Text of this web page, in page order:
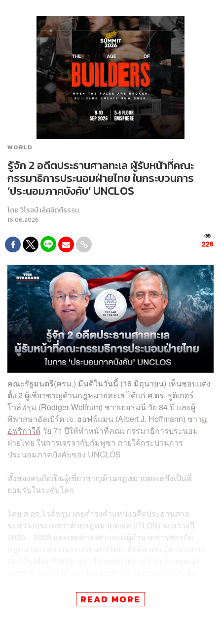
WORLD
รู้จัก 2 อดีตประธานศาลทะเล ผู้รับหน้าที่คณะ
กรรมาธิการประนอมฝ่ายไทย ในกระบวนการ
‘ประนอมภาคบังคับ’ UNCLOS
โดยวิโรจน์ เลิศจิตต์ธรรม
16.06.2026
226
คณะรัฐมนตรี(ครม.) มีมติในวันนี้ (16 มิถุนายน) เห็นชอบแต่ง
ตั้ง 2 ผู้เชี่ยวชาญด้านกฎหมายทะเล ได้แก่ ศ.ดร. รูดิเกอร์
โวล์ฟรุม (Rüdiger Wolfrum) ชาวเยอรมนี วัย 84 ปี และผู้
พิพากษาอัลเบิร์ต เจ. ฮอฟฟ์แมน (Albert J. Hoffmann) ชาวแ
อฟริกาใต้ วัย 71 ปีให้ทำหน้าที่คณะกรรมาธิการประนอม
ฝ่ายไทย ในการเจรจากับกัมพูชา ภายใต้กระบวนการ
ประนอมภาคบังคับของ UNCLOS
ทั้งสองคนถือเป็นผู้เชี่ยวชาญด้านกฎหมายทะเลซึ่งเป็นที่
ยอมรับในระดับโลก
โดย ศ.ดร.โวล์ฟรุม เคยดำรงตำแหน่งอดีตประธานศาล
ระหว่างประเทศว่าด้วยกฎหมายทะเล (ITLOS) ระหว่างปี
2005 – 2008 และเคยดำรงตำแหน่งผู้อำนวยการสถาบัน
กฎหมายระหว่างประเทศ มหาวิทยาลัยคีล และผู้อำนวยการ
รวมทั้งยังเคยทำหน้าที่คณะผู้แทนเยอรมันในคณะ
กรรมาธิการเตรียมการสำหรับองค์การระหว่างประเทศว่า
READ MORE